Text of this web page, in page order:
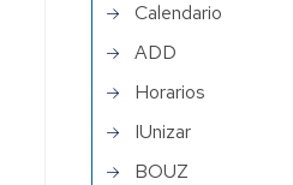
Calendario
ADD
Horarios
IUnizar
BOUZ